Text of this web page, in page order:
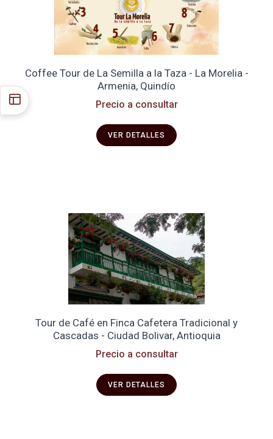
Coffee Tour de La Semilla a la Taza - La Morelia -
Armenia, Quindío
Precio a consultar
VER DETALLES
Tour de Café en Finca Cafetera Tradicional y
Cascadas - Ciudad Bolivar, Antioquia
Precio a consultar
VER DETALLES